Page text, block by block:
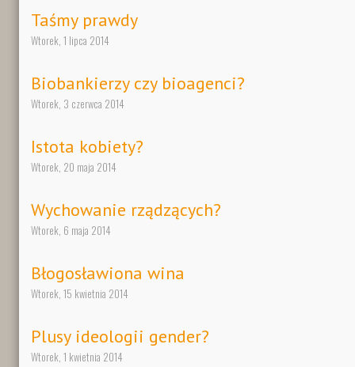
Taśmy prawdy
Wtorek, 1 lipca 2014
Biobankierzy czy bioagenci?
Wtorek, 3 czerwca 2014
Istota kobiety?
Wtorek, 20 maja 2014
Wychowanie rządzących?
Wtorek, 6 maja 2014
Błogosławiona wina
Wtorek, 15 kwietnia 2014
Plusy ideologii gender?
Wtorek, 1 kwietnia 2014